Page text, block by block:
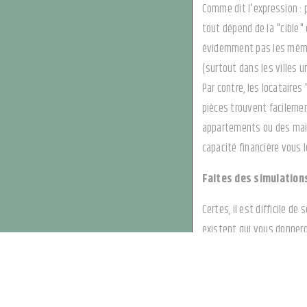
Comme dit l'expression
tout dépend de la
évidemment pas les
(surtout dans les villes
Par contre, les
pièces trouvent
appartements ou des
capacité financière
Faites des
Certes, il est difficile de
existent qui vous